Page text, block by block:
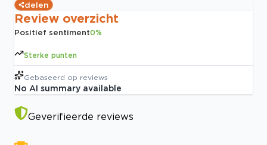
delen
Review overzicht
Positief sentiment0%
Sterke punten
Gebaseerd op reviews
No AI summary available
Geverifieerde reviews